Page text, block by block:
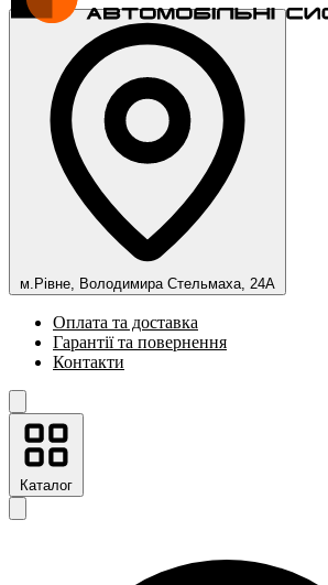
м.Рівне, Володимира Стельмаха, 24А
Оплата та доставка
Гарантії та повернення
Контакти
Каталог